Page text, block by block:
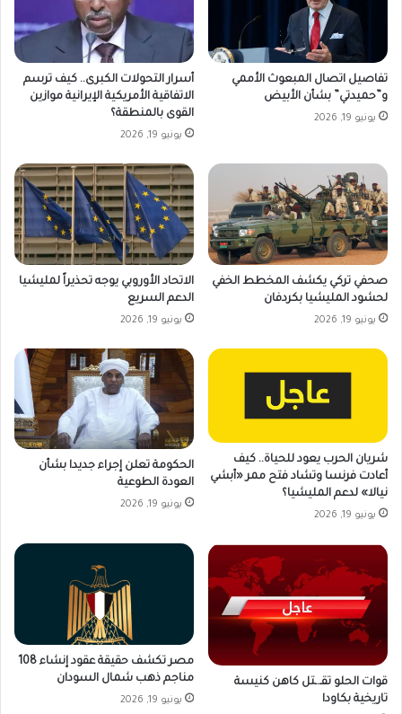
تفاصيل اتصال المبعوث الأممي
و”حميدتي” بشأن الأبيض
يونيو 19, 2026
أسرار التحولات الكبرى.. كيف ترسم
الاتفاقية الأمريكية الإيرانية موازين
القوى بالمنطقة؟
يونيو 19, 2026
صحفي تركي يكشف المخطط الخفي
لحشود المليشيا بكردفان
يونيو 19, 2026
الاتحاد الأوروبي يوجه تحذيراً لمليشيا
الدعم السريع
يونيو 19, 2026
شريان الحرب يعود للحياة.. كيف
أعادت فرنسا وتشاد فتح ممر «أبشي
نيالا» لدعم المليشيا؟
يونيو 19, 2026
الحكومة تعلن إجراء جديدا بشأن
العودة الطوعية
يونيو 19, 2026
قوات الحلو تقـ.ـتل كاهن كنيسة
تاريخية بكاودا
مصر تكشف حقيقة عقود إنشاء 108
مناجم ذهب شمال السودان
يونيو 19, 2026